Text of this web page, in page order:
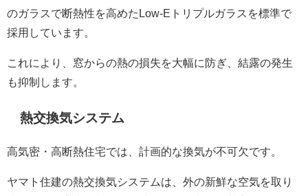
のガラスで断熱性を高めたLow-Eトリプルガラスを標準で
採用しています。
これにより、窓からの熱の損失を大幅に防ぎ、結露の発生
も抑制します。
熱交換気システム
高気密・高断熱住宅では、計画的な換気が不可欠です。
ヤマト住建の熱交換気システムは、外の新鮮な空気を取り